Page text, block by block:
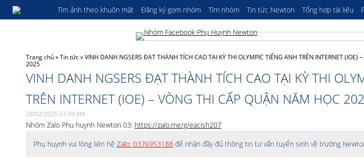
Tìm ảnh theo khuôn mặt Đăng ký gom nhóm Tìm nhóm Tin tức Newton Tổng hợp tài liệu
Trang chủ»Tin tức»VINH DANH NGSERS ĐẠT THÀNH TÍCH CAO TẠI KỲ THI OLYMPIC TIẾNG ANH TRÊN INTERNET (IOE)
2025
VINH DANH NGSERS ĐẠT THÀNH TÍCH CAO TẠI KỲ THI
TRÊN INTERNET (IOE) – VÒNG THI CẤP QUẬN NĂM HỌC
28/02/2025 07:49 AM
Nhóm Zalo Phụ huynh Newton 03: https://zalo.me/g/eacish207
Phụ huynh vui lòng liên hệ Zalo: 0376953188 để nhận đầy đủ thông tin tư vấn tuyển sinh về trường